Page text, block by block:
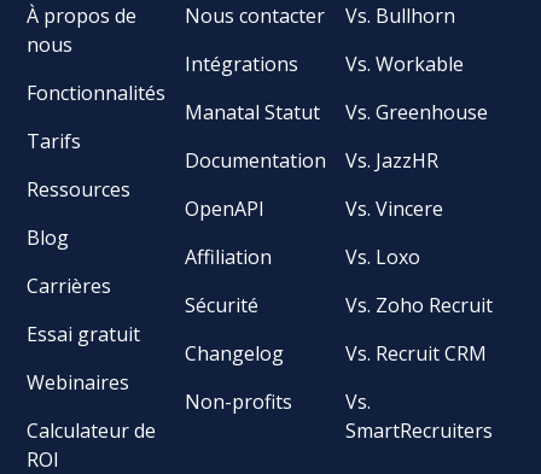
À propos de
nous
Fonctionnalités
Tarifs
Ressources
Blog
Carrières
Essai gratuit
Webinaires
Calculateur de
ROI
Nous contacter
Intégrations
Manatal Statut
Documentation
OpenAPI
Affiliation
Sécurité
Changelog
Non-profits
Vs. Bullhorn
Vs. Workable
Vs. Greenhouse
Vs. JazzHR
Vs. Vincere
Vs. Loxo
Vs. Zoho Recruit
Vs. Recruit CRM
Vs.
SmartRecruiters